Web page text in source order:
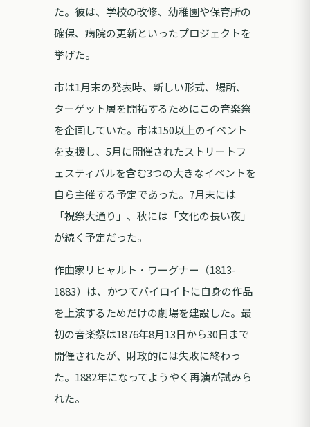
た。彼は、学校の改修、幼稚園や保育所の
確保、病院の更新といったプロジェクトを
挙げた。
市は1月末の発表時、新しい形式、場所、
ターゲット層を開拓するためにこの音楽祭
を企画していた。市は150以上のイベント
を支援し、5月に開催されたストリートフ
ェスティバルを含む3つの大きなイベントを
自ら主催する予定であった。7月末には
「祝祭大通り」、秋には「文化の長い夜」
が続く予定だった。
作曲家リヒャルト・ワーグナー（1813-
1883）は、かつてバイロイトに自身の作品
を上演するためだけの劇場を建設した。最
初の音楽祭は1876年8月13日から30日まで
開催されたが、財政的には失敗に終わっ
た。1882年になってようやく再演が試みら
れた。